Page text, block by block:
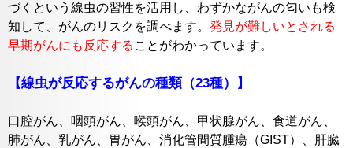
づくという線虫の習性を活用し、わずかながんの匂いも検
知して、がんのリスクを調べます。 発見が難しいとされる
早期がんにも反応する ことがわかっています。
【線虫が反応するがんの種類（23種）】
口腔がん、咽頭がん、喉頭がん、甲状腺がん、食道がん、
肺がん、乳がん、胃がん、消化管間質腫瘍（GIST）、肝臓